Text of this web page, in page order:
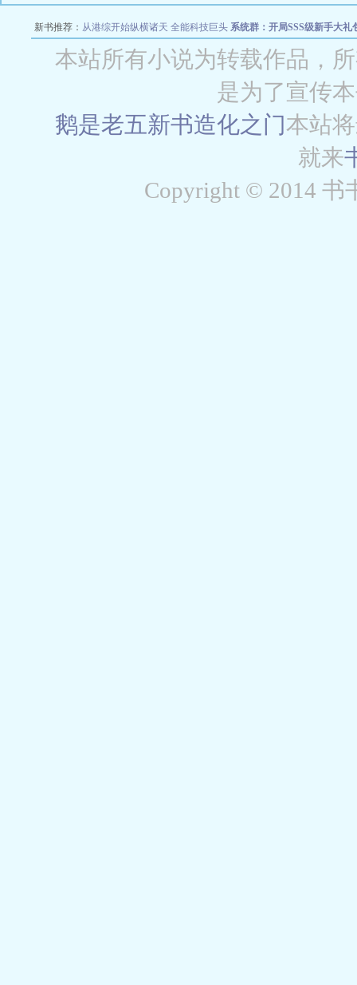
新书推荐： 从港综开始纵横诸天 全能科技巨头 系统群：开局SSS级新手大礼
穿梭致富从
本站所有小说为转载作品，
是为了宣传
鹅是老五新书造化之门本站
就来
Copyright © 2014 书